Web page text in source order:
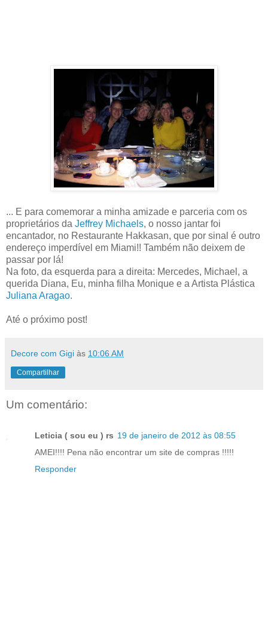
... E para comemorar a minha amizade e parceria com os
proprietários da Jeffrey Michaels, o nosso jantar foi
encantador, no Restaurante Hakkasan, que por sinal é outro
endereço imperdível em Miami!! Também não deixem de
passar por lá!
Na foto, da esquerda para a direita: Mercedes, Michael, a
querida Diana, Eu, minha filha Monique e a Artista Plástica
Juliana Aragao.
Até o próximo post!
Decore com Gigi às 10:06 AM
Compartilhar
Um comentário:
Leticia ( sou eu ) rs 19 de janeiro de 2012 às 08:55
AMEI!!!! Pena não encontrar um site de compras !!!!!
Responder